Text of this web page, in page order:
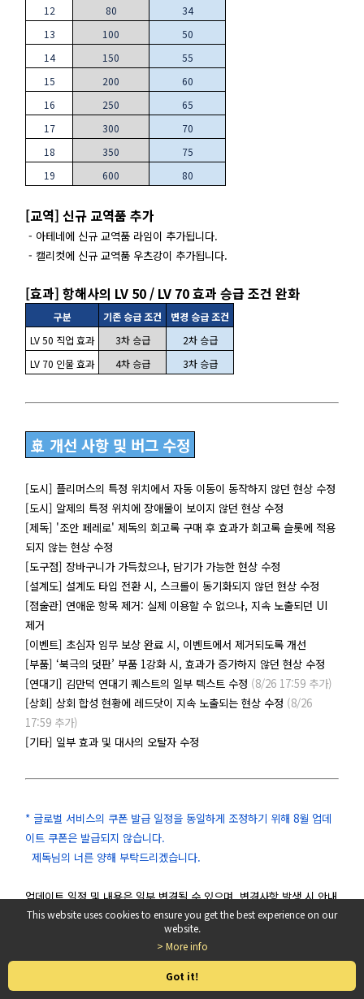
12
80
34
13
100
50
14
150
55
15
200
60
16
250
65
17
300
70
18
350
75
19
600 80
[교역] 신규 교역품 추가
- 아테네에 신규 교역품 라임이 추가됩니다.
- 캘리컷에 신규 교역품 우츠강이 추가됩니다.
[효과] 항해사의 LV 50 / LV 70 효과 승급 조건 완화
구분 기존 승급 조건
변경 승급 조건
LV 50 직업 효과
3차 승급
2차 승급
LV 70 인물 효과
4차 승급 3차 승급
🚢 개선 사항 및 버그 수정
[도시] 플리머스의 특정 위치에서 자동 이동이 동작하지 않던 현상 수정
[도시] 알제의 특정 위치에 장애물이 보이지 않던 현상 수정
[제독] '조안 페레로' 제독의 회고록 구매 후 효과가 회고록 슬롯에 적용
되지 않는 현상 수정
[도구점] 장바구니가 가득찼으나, 담기가 가능한 현상 수정
[설계도] 설계도 타입 전환 시, 스크롤이 동기화되지 않던 현상 수정
[점술관] 연애운 항목 제거: 실제 이용할 수 없으나, 지속 노출되던 UI
제거
[이벤트] 초심자 임무 보상 완료 시, 이벤트에서 제거되도록 개선
[부품] ‘북극의 덧판’ 부품 1강화 시, 효과가 증가하지 않던 현상 수정
[연대기] 김만덕 연대기 퀘스트의 일부 텍스트 수정 (8/26 17:59 추가)
[상회] 상회 합성 현황에 레드닷이 지속 노출되는 현상 수정 (8/26
17:59 추가)
[기타] 일부 효과 및 대사의 오탈자 수정
* 글로벌 서비스의 쿠폰 발급 일정을 동일하게 조정하기 위해 8월 업데
이트 쿠폰은 발급되지 않습니다.
제독님의 너른 양해 부탁드리겠습니다.
업데이트 일정 및 내용은 일부 변경될 수 있으며, 변경사항 발생 시 안내
해 드리겠습니다.
8월 업데이트도 많이 기대해 주세요~ (*'▽')♪
This website uses cookies to ensure you get the best experience on our
website.
> More info
Got it!